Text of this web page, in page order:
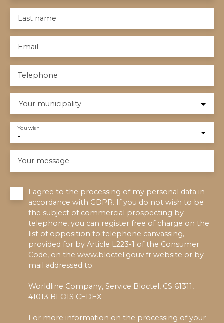
Last name
Email
Telephone
Your municipality
-
You wish
Your message
I agree to the processing of my personal data in
accordance with GDPR. If you do not wish to be
the subject of commercial prospecting by
telephone, you can register free of charge on the
list of opposition to telephone canvassing,
provided for by Article L223-1 of the Consumer
Code, on the www.bloctel.gouv.fr website or by
mail addressed to:
Worldline Company, Service Bloctel, CS 61311,
41013 BLOIS CEDEX.
For more information on the processing of your